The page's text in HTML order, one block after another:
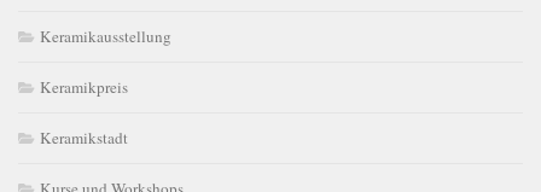
Keramikausstellung
Keramikpreis
Keramikstadt